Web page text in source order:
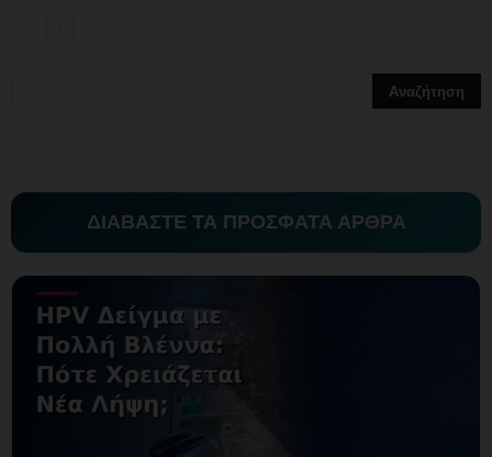
ΔΙΑΒΑΣΤΕ ΤΑ ΠΡΟΣΦΑΤΑ ΑΡΘΡΑ